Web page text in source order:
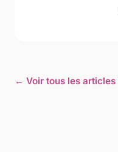
← Voir tous les articles